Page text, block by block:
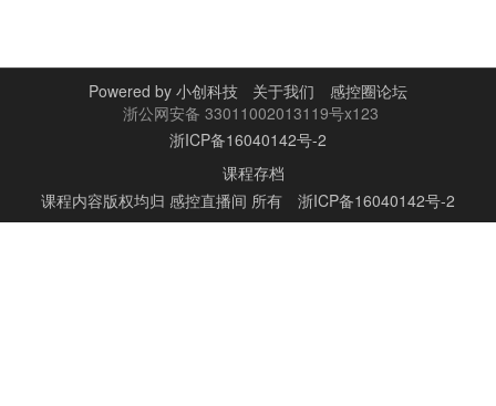
Powered by 小创科技 关于我们
感控圈论坛
浙公网安备 33011002013119号x123
浙ICP备16040142号-2
课程存档
课程内容版权均归 感控直播间 所有 浙ICP备16040142号-2